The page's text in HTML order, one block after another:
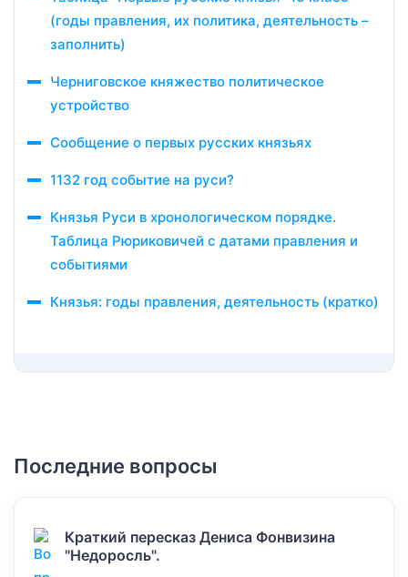
(годы правления, их политика, деятельность –
заполнить)
Черниговское княжество политическое
устройство
Сообщение о первых русских князьях
1132 год событие на руси?
Князья Руси в хронологическом порядке.
Таблица Рюриковичей с датами правления и
событиями
Князья: годы правления, деятельность (кратко)
Последние вопросы
Краткий пересказ Дениса Фонвизина
"Недоросль".